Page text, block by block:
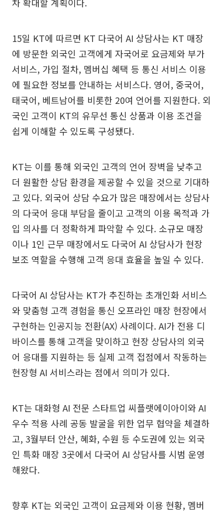
15일 KT에 따르면 KT 다국어 AI 상담사는 KT 매장
에 방문한 외국인 고객에게 자국어로 요금제와 부가
서비스, 가입 절차, 멤버십 혜택 등 통신 서비스 이용
에 필요한 정보를 안내하는 서비스다. 영어, 중국어,
태국어, 베트남어를 비롯한 20여 언어를 지원한다. 외
국인 고객이 KT의 유무선 통신 상품과 이용 조건을
쉽게 이해할 수 있도록 구성됐다.
KT는 이를 통해 외국인 고객의 언어 장벽을 낮추고
더 원활한 상담 환경을 제공할 수 있을 것으로 기대하
고 있다. 외국어 상담 수요가 많은 매장에서는 상담사
의 다국어 응대 부담을 줄이고 고객의 이용 목적과 가
입 의사를 더 정확하게 파악할 수 있다. 소규모 매장
이나 1인 근무 매장에서도 다국어 AI 상담사가 현장
보조 역할을 수행해 고객 응대 효율을 높일 수 있다.
다국어 AI 상담사는 KT가 추진하는 초개인화 서비스
와 맞춤형 고객 경험을 통신 오프라인 매장 현장에서
구현하는 인공지능 전환(AX) 사례이다. AI가 전용 디
바이스를 통해 고객을 맞이하고 현장 상담사의 외국
어 응대를 지원하는 등 실제 고객 접점에서 작동하는
현장형 AI 서비스라는 점에서 의미가 있다.
KT는 대화형 AI 전문 스타트업 씨플랫에이아이와 AI
우수 적용 사례 공동 발굴을 위한 업무 협약을 체결하
고, 3월부터 안산, 혜화, 수원 등 수도권에 있는 외국
인 특화 매장 3곳에서 다국어 AI 상담사를 시범 운영
해왔다.
향후 KT는 외국인 고객이 요금제와 이용 현황, 멤버